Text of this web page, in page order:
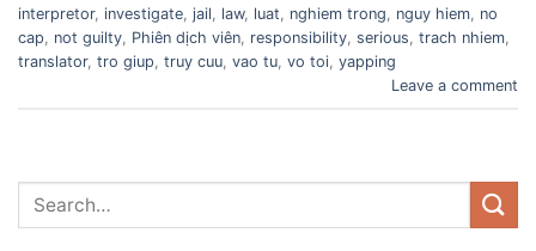
interpretor, investigate jail law, luat nghiem trong nguy hiem no
cap
not guilty Phiên dịch viên responsibility serious trach nhiem
translator, tro giup truy cuu vao tu vo toi yapping
Leave a comment